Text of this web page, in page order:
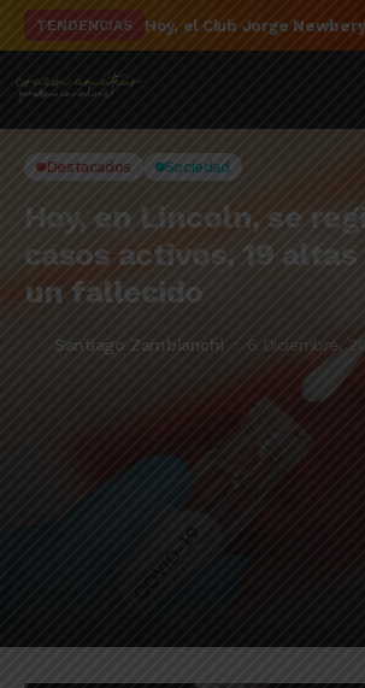
TENDENCIAS El detalle de la campaña
Destacados Sociedad
Hoy, en Lincoln, se
casos activos, 19
un fallecido
Santiago Zambianchi 6 Diciembre,